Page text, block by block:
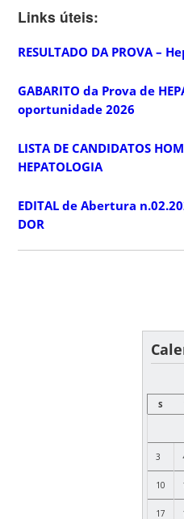
Links úteis:
RESULTADO DA PROVA –
GABARITO da Prova de
oportunidade 2026
LISTA DE CANDIDATOS
HEPATOLOGIA
EDITAL de Abertura
DOR
S
3
10
17